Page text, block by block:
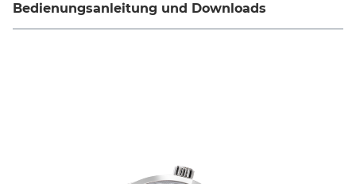
Bedienungsanleitung und Downloads